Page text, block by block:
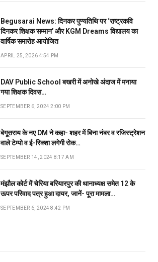
Begusarai News: दिनकर पुण्यतिथि पर ‘राष्ट्रकवि
दिनकर शिक्षक सम्मान’ और KGM Dreams विद्यालय का
वार्षिक समारोह आयोजित
APRIL 25, 2026 4:54 PM
DAV Public School बखरी में अनोखे अंदाज में मनाया
गया शिक्षक दिवस…
SEPTEMBER 6, 2024 2:00 PM
बेगूसराय के नए DM ने कहा- शहर में बिना नंबर व रजिस्ट्रेशन
वाले टेम्पो व ई-रिक्शा लगेगी रोक…
SEPTEMBER 14, 2024 8:17 AM
मंझौल कोर्ट में चेरिया बरियारपुर की थानाध्यक्ष समेत 12 के
ऊपर परिवाद पत्र हुआ दायर, जानें- पूरा मामला…
SEPTEMBER 6, 2024 8:42 PM